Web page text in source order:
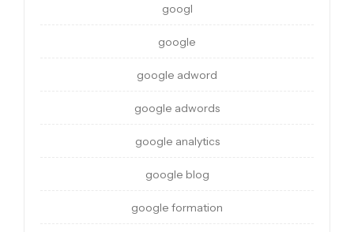
googl
google
google adword
google adwords
google analytics
google blog
google formation